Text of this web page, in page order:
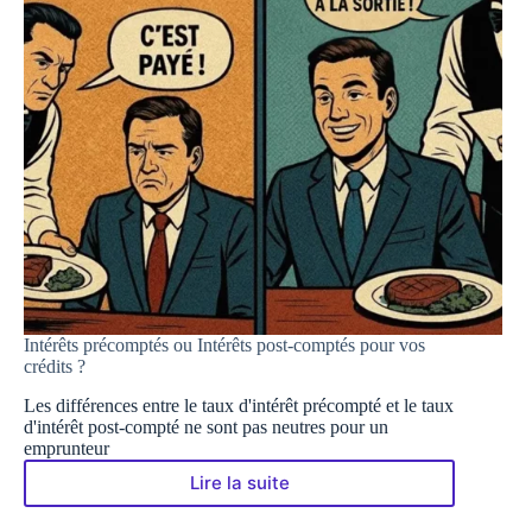
Intérêts précomptés ou Intérêts post-comptés pour vos
crédits ?
Les différences entre le taux d'intérêt précompté et le taux
d'intérêt post-compté ne sont pas neutres pour un
emprunteur
Lire la suite
Intérêts